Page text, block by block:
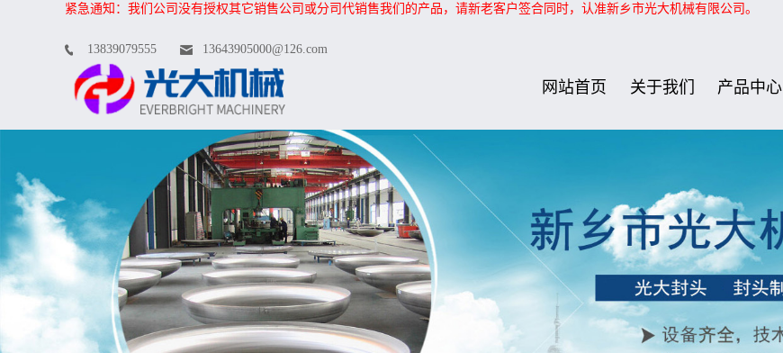
紧急通知：我们公司没有授权其它销售公司或分司代销售我们的产品，请新老客户签合同时，认准新乡市光大机械有限公司。
13839079555 13643905000@126.com
网站首页 关于我们 产品中心